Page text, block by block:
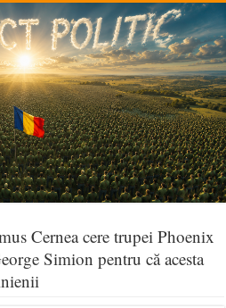
Cernea cere trupei Phoenix
Simion pentru că acesta